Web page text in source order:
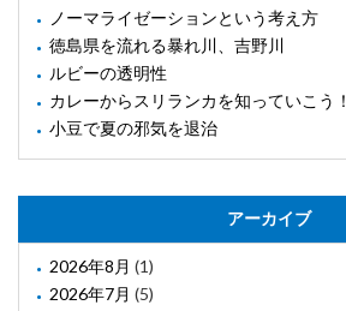
ノーマライゼーションという考え方
徳島県を流れる暴れ川、吉野川
ルビーの透明性
カレーからスリランカを知っていこう！
小豆で夏の邪気を退治
アーカイブ
2026年8月 (1)
2026年7月 (5)